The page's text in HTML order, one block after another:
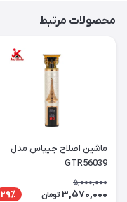
محصولات مرتبط
ماشین اصلاح جیپاس مدل
GTR56039
5,000,000
3,570,000 تومان 29٪